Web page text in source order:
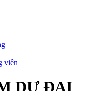
viên
DỰ ĐẠI